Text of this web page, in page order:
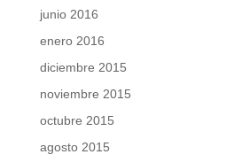
junio 2016
enero 2016
diciembre 2015
noviembre 2015
octubre 2015
agosto 2015